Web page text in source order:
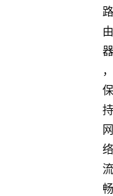
路
由
器
，
保
持
网
络
流
畅